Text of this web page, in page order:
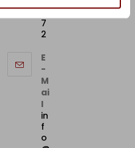
71
7
2
E
-
M
ai
l
in
f
o